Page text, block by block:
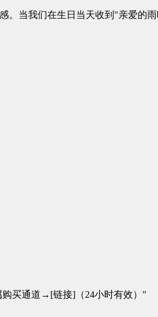
。当我们在生日当天收到"亲爱的
购买通道→[链接]（24小时有效）"